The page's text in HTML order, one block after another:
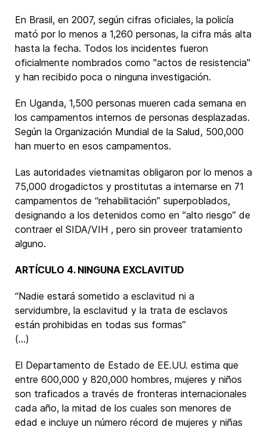
En Brasil, en 2007, según cifras oficiales, la policía
mató por lo menos a 1,260 personas, la cifra más alta
hasta la fecha. Todos los incidentes fueron
oficialmente nombrados como "actos de resistencia"
y han recibido poca o ninguna investigación.
En Uganda, 1,500 personas mueren cada semana en
los campamentos internos de personas desplazadas.
Según la Organización Mundial de la Salud, 500,000
han muerto en esos campamentos.
Las autoridades vietnamitas obligaron por lo menos a
75,000 drogadictos y prostitutas a internarse en 71
campamentos de “rehabilitación” superpoblados,
designando a los detenidos como en "alto riesgo” de
contraer el SIDA/VIH , pero sin proveer tratamiento
alguno.
ARTÍCULO 4. NINGUNA EXCLAVITUD
“Nadie estará sometido a esclavitud ni a
servidumbre, la esclavitud y la trata de esclavos
están prohibidas en todas sus formas”
(...)
El Departamento de Estado de EE.UU. estima que
entre 600,000 y 820,000 hombres, mujeres y niños
son traficados a través de fronteras internacionales
cada año, la mitad de los cuales son menores de
edad e incluye un número récord de mujeres y niñas